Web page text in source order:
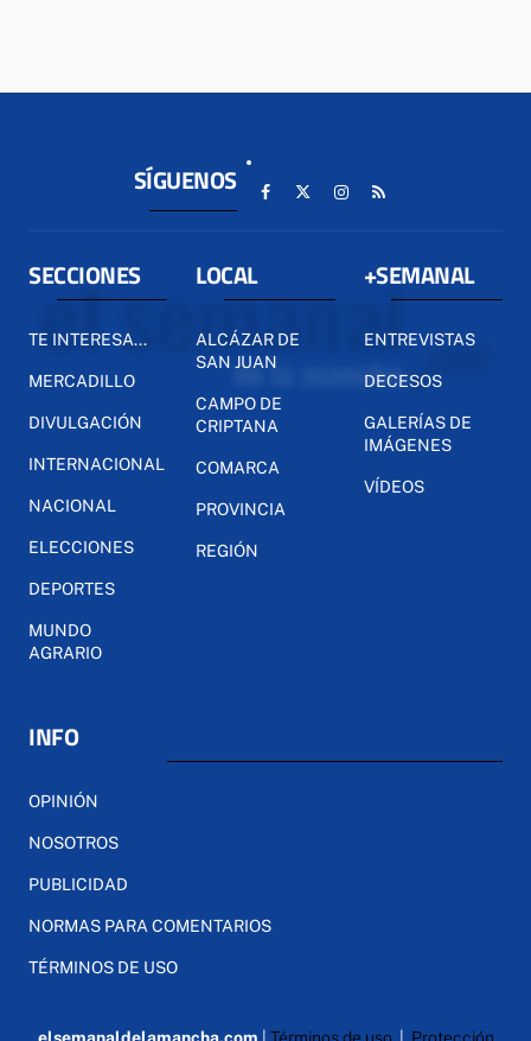
SÍGUENOS
SECCIONES
TE INTERESA...
MERCADILLO
DIVULGACIÓN
INTERNACIONAL
NACIONAL
ELECCIONES
DEPORTES
MUNDO
AGRARIO
LOCAL
ALCÁZAR DE
SAN JUAN
CAMPO DE
CRIPTANA
COMARCA
PROVINCIA
REGIÓN
+SEMANAL
ENTREVISTAS
DECESOS
GALERÍAS DE
IMÁGENES
VÍDEOS
INFO
OPINIÓN
NOSOTROS
PUBLICIDAD
NORMAS PARA COMENTARIOS
TÉRMINOS DE USO
elsemanaldelamancha.com | Términos de uso| Protección